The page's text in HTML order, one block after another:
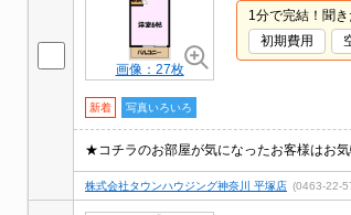
画像：27枚
1分で完結！聞
初期費用
新着 写真いろいろ
株式会社タウンハウジング神奈川 平塚店 (0463-22-